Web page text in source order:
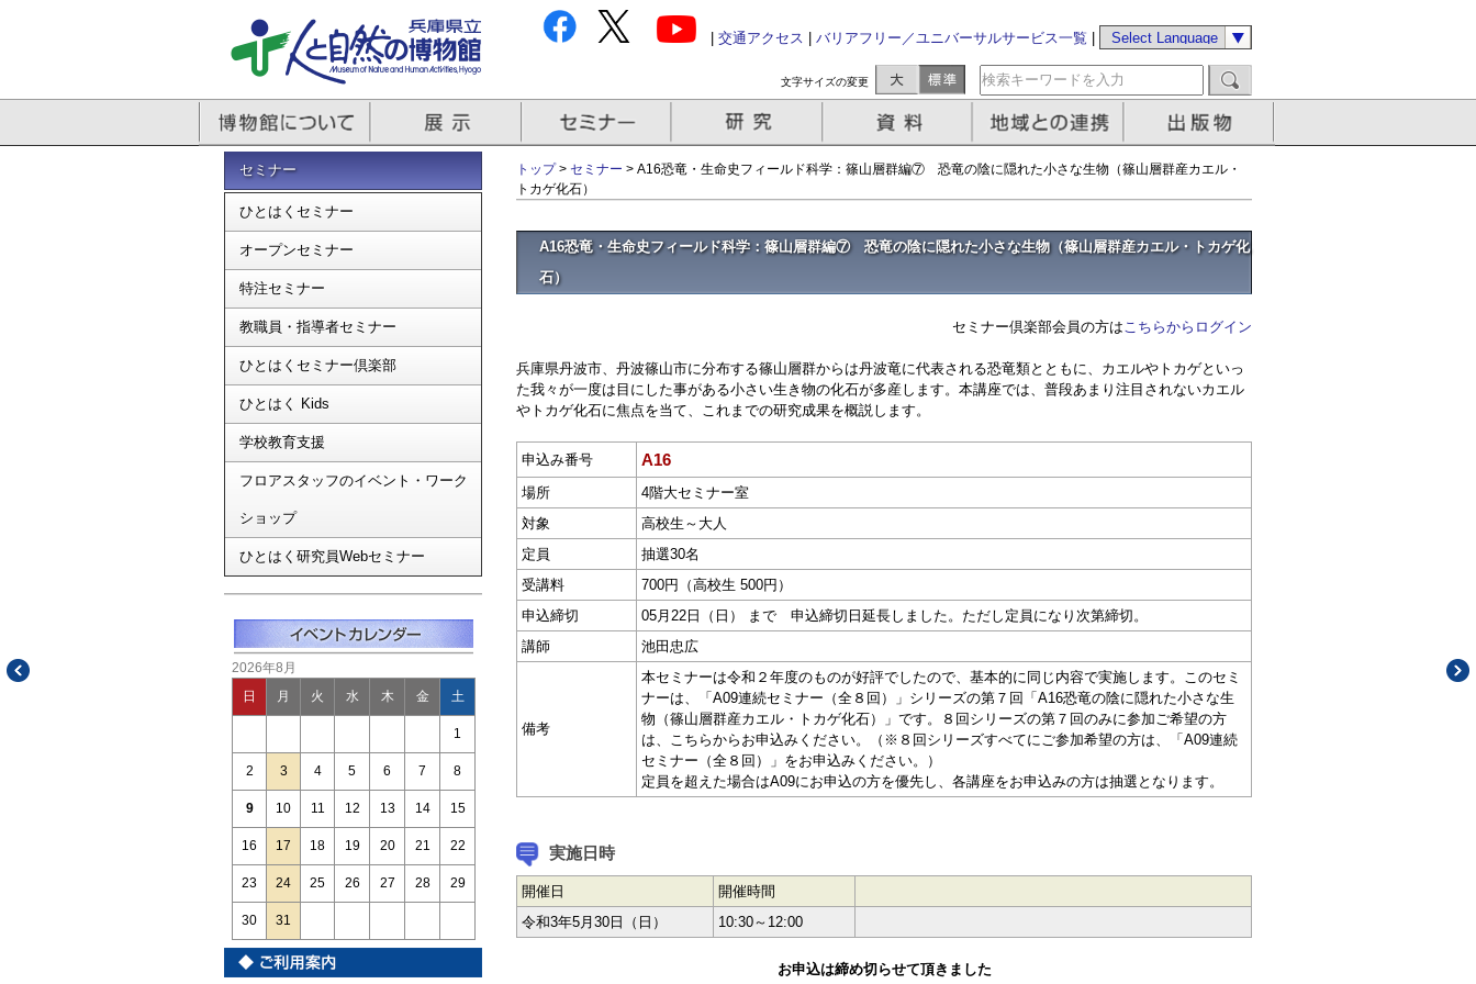
交通アクセス バリアフリー／ユニバーサルサービス一覧
文字サイズの変更
セミナー
ひとはくセミナー
オープンセミナー
特注セミナー
教職員・指導者セミナー
ひとはくセミナー倶楽部
ひとはく Kids
学校教育支援
フロアスタッフのイベント・ワーク
ショップ
ひとはく研究員Webセミナー
2026年8月
日 月 火 水 木 金 土
1
2 3 4 5 6 7 8
9 10 11 12 13 14 15
16 17 18 19 20 21 22
23 24 25 26 27 28 29
30 31
トップ> セミナー > A16恐竜・生命史フィールド科学：篠山層群編⑦ 恐竜の陰に隠れた小さな生物（篠山層群産カエル・
トカゲ化石）
A16恐竜・生命史フィールド科学：篠山層群編⑦ 恐竜の陰に隠れた小さな生物（篠山層群産カエル・トカゲ化
石）
セミナー倶楽部会員の方はこちらからログイン
兵庫県丹波市、丹波篠山市に分布する篠山層群からは丹波竜に代表される恐竜類とともに、カエルやトカゲといっ
た我々が一度は目にした事がある小さい生き物の化石が多産します。本講座では、普段あまり注目されないカエル
やトカゲ化石に焦点を当て、これまでの研究成果を概説します。
申込み番号 A16
場所
4階大セミナー室
対象
高校生～大人
定員
抽選30名
受講料
700円（高校生 500円）
申込締切
05月22日（日） まで 申込締切日延長しました。ただし定員になり次第締切。
講師
池田忠広
備考
本セミナーは令和２年度のものが好評でしたので、基本的に同じ内容で実施します。このセミ
ナーは、「A09連続セミナー（全８回）」シリーズの第７回「A16恐竜の陰に隠れた小さな生
物（篠山層群産カエル・トカゲ化石）」です。８回シリーズの第７回のみに参加ご希望の方
は、こちらからお申込みください。（※８回シリーズすべてにご参加希望の方は、「A09連続
セミナー（全８回）」をお申込みください。）
定員を超えた場合はA09にお申込の方を優先し、各講座をお申込みの方は抽選となります。
実施日時
開催日
開催時間
令和3年5月30日（日）
10:30～12:00
お申込は締め切らせて頂きました